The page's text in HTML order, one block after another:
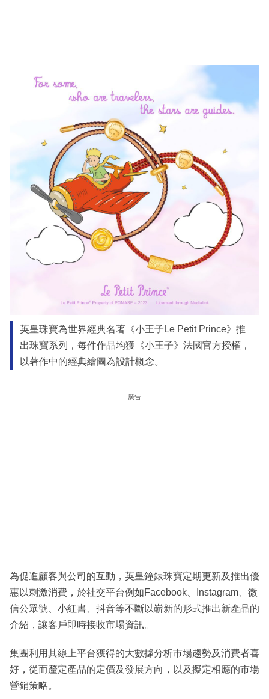
英皇珠寶為世界經典名著《小王子Le Petit Prince》推
出珠寶系列，每件作品均獲《小王子》法國官方授權，
以著作中的經典繪圖為設計概念。
廣告
為促進顧客與公司的互動，英皇鐘錶珠寶定期更新及推出優
惠以刺激消費，於社交平台例如Facebook、Instagram、微
信公眾號、小紅書、抖音等不斷以嶄新的形式推出新產品的
介紹，讓客戶即時接收市場資訊。
集團利用其線上平台獲得的大數據分析市場趨勢及消費者喜
好，從而釐定產品的定價及發展方向，以及擬定相應的市場
營銷策略。